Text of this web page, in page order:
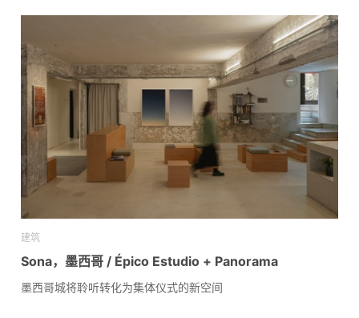
建筑
Sona，墨西哥 / Épico Estudio + Panorama
墨西哥城将聆听转化为集体仪式的新空间